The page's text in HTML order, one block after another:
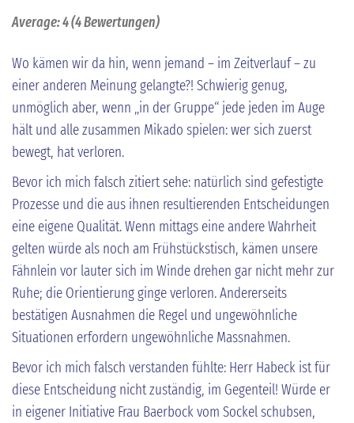
Average:4(4Bewertungen)
Wo kämen wir da hin, wenn jemand – im Zeitverlauf – zu
einer anderen Meinung gelangte?! Schwierig genug,
unmöglich aber, wenn „in der Gruppe“ jede jeden im Auge
hält und alle zusammen Mikado spielen: wer sich zuerst
bewegt, hat verloren.
Bevor ich mich falsch zitiert sehe: natürlich sind gefestigte
Prozesse und die aus ihnen resultierenden Entscheidungen
eine eigene Qualität. Wenn mittags eine andere Wahrheit
gelten würde als noch am Frühstückstisch, kämen unsere
Fähnlein vor lauter sich im Winde drehen gar nicht mehr zur
Ruhe; die Orientierung ginge verloren. Andererseits
bestätigen Ausnahmen die Regel und ungewöhnliche
Situationen erfordern ungewöhnliche Massnahmen.
Bevor ich mich falsch verstanden fühlte: Herr Habeck ist für
diese Entscheidung nicht zuständig, im Gegenteil! Würde er
in eigener Initiative Frau Baerbock vom Sockel schubsen,